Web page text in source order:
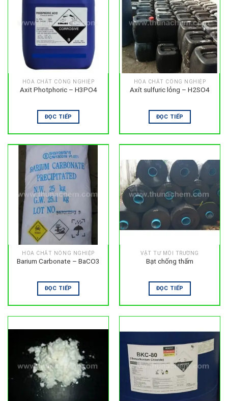
HÓA CHẤT CÔNG NGHIỆP
Axit Photphoric – H3PO4
ĐỌC TIẾP
HÓA CHẤT CÔNG NGHIỆP
Axít sulfuric lỏng – H2SO4
ĐỌC TIẾP
HÓA CHẤT NÔNG NGHIỆP
Barium Carbonate – BaCO3
ĐỌC TIẾP
VẬT TƯ MÔI TRƯỜNG
Bạt chống thấm
ĐỌC TIẾP